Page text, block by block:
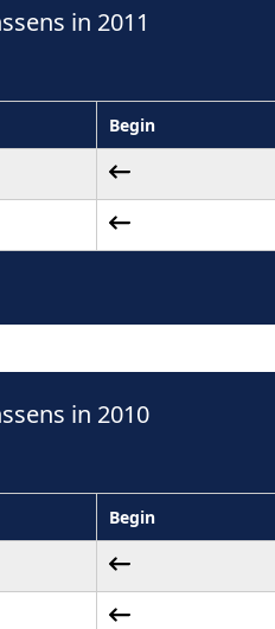
in 2011
Begin
in 2010
Begin